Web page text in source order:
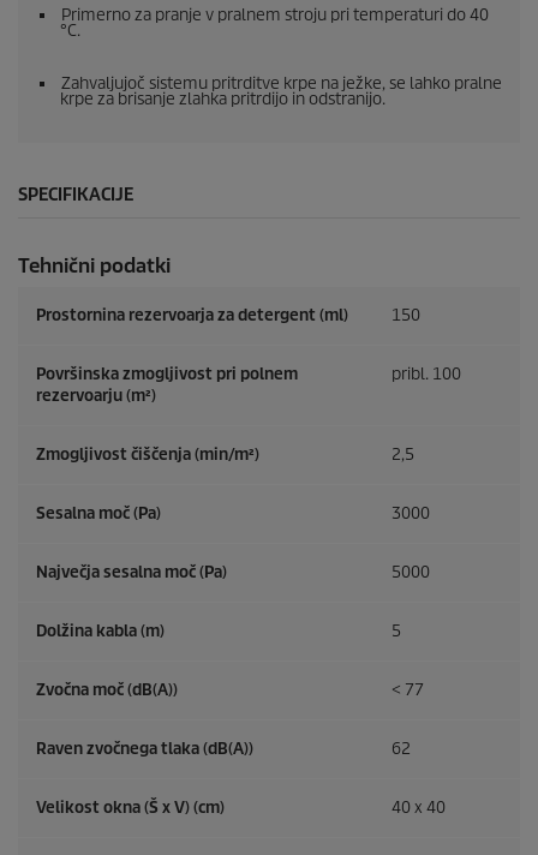
Primerno za pranje v pralnem stroju pri temperaturi do 40
°C.
Zahvaljujoč sistemu pritrditve krpe na ježke, se lahko pralne
krpe za brisanje zlahka pritrdijo in odstranijo.
SPECIFIKACIJE
Tehnični podatki
Prostornina rezervoarja za detergent (ml) 150
Površinska zmogljivost pri polnem
rezervoarju (m²)
pribl. 100
Zmogljivost čiščenja (min/m²) 2,5
Sesalna moč (Pa) 3000
Največja sesalna moč (Pa) 5000
Dolžina kabla (m) 5
Zvočna moč (dB(A)) < 77
Raven zvočnega tlaka (dB(A)) 62
Velikost okna (Š x V) (cm) 40 x 40